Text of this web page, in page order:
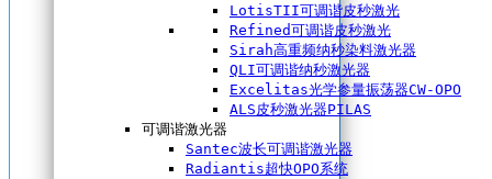
LotisTII可调谐皮秒激光
Refined可调谐皮秒激光
Sirah高重频纳秒染料激光器
QLI可调谐纳秒激光器
Excelitas光学参量振荡器CW-OPO
ALS皮秒激光器PILAS
可调谐激光器
Santec波长可调谐激光器
Radiantis超快OPO系统